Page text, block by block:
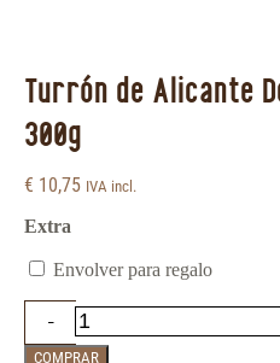
Turrón de Alicante
300g
€ 10,75 IVA incl.
Extra
Envolver para regalo
COMPRAR